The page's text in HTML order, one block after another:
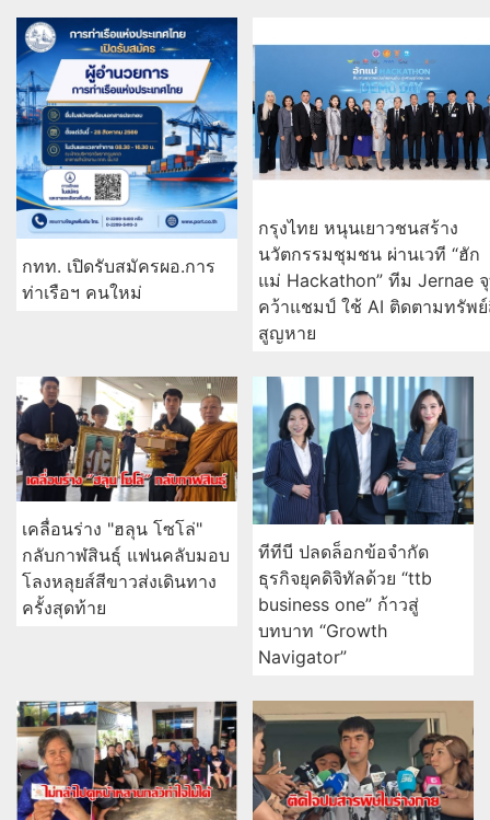
กทท. เปิดรับสมัครผอ.การ
ท่าเรือฯ คนใหม่
กรุงไทย หนุนเยาวชนสร้าง
นวัตกรรมชุมชน ผ่านเวที “ฮัก
แม่ Hackathon” ทีม Jernae
คว้าแชมป์ ใช้ AI ติดตามทรัพ
สูญหาย
เคลื่อนร่าง "ฮลุน โซโล่"
กลับกาฬสินธุ์ แฟนคลับมอบ
โลงหลุยส์สีขาวส่งเดินทาง
ครั้งสุดท้าย
ทีทีบี ปลดล็อกข้อจำกัด
ธุรกิจยุคดิจิทัลด้วย “ttb
business one” ก้าวสู่
บทบาท “Growth
Navigator”